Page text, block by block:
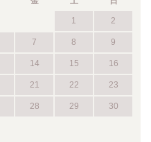
1 2
7 8 9
14 15 16
21 22 23
28 29 30